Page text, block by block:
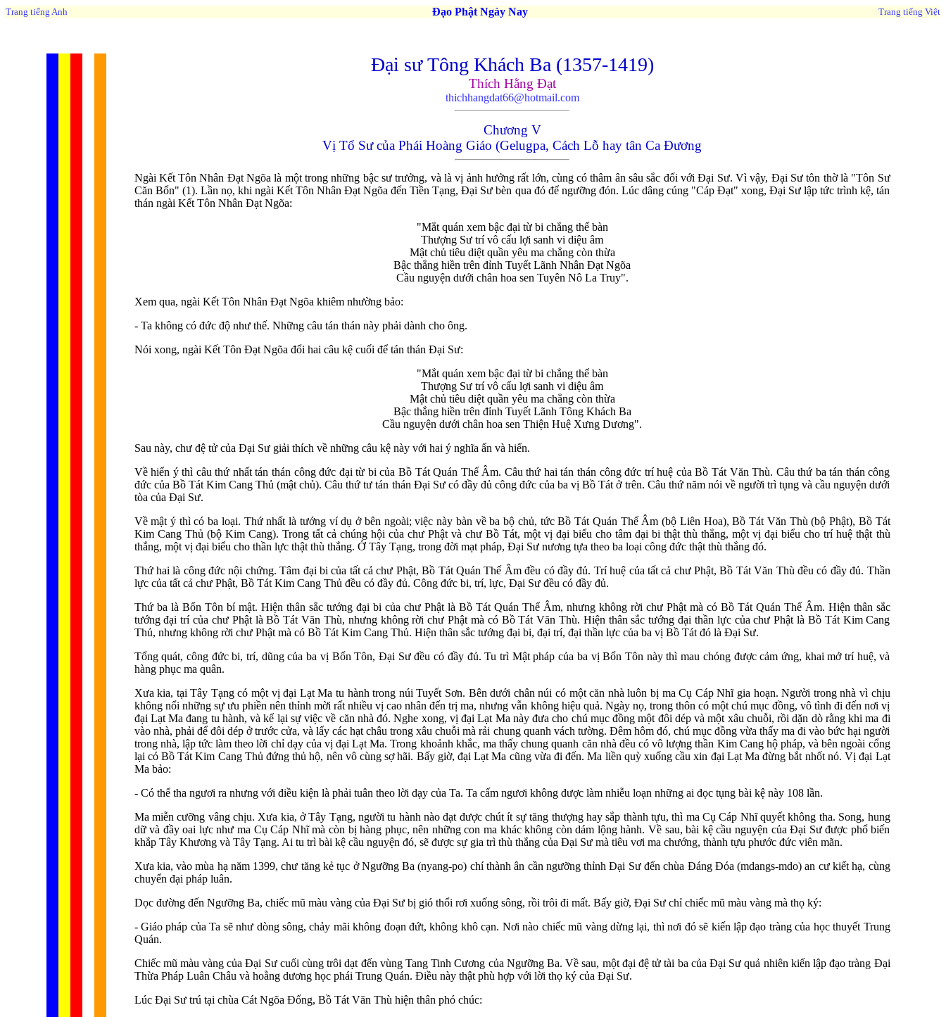
Trang tiếng Anh Đạo Phật Ngày Nay Trang tiếng Việt
Đại sư Tông Khách Ba (1357-1419)
Thích Hằng Đạt
thichhangdat66@hotmail.com
Chương V
Vị Tổ Sư của Phái Hoàng Giáo (Gelugpa, Cách Lỗ hay tân Ca Đương
Ngài Kết Tôn Nhân Đạt Ngõa là một trong những bậc sư trưởng, và là vị ảnh hưởng rất lớn, cùng có thâm ân sâu sắc đối với Đại Sư. Vì vậy, Đại Sư tôn thờ là "Tôn Sư
Căn Bổn" (1). Lần nọ, khi ngài Kết Tôn Nhân Đạt Ngõa đến Tiền Tạng, Đại Sư bèn qua đó để ngưỡng đón. Lúc dâng cúng "Cáp Đạt" xong, Đại Sư lập tức trình kệ, tán
thán ngài Kết Tôn Nhân Đạt Ngõa:
"Mắt quán xem bậc đại từ bi chẳng thể bàn
Thượng Sư trí vô cấu lợi sanh vi diệu âm
Mật chủ tiêu diệt quần yêu ma chẳng còn thừa
Bậc thắng hiền trên đỉnh Tuyết Lãnh Nhân Đạt Ngõa
Cầu nguyện dưới chân hoa sen Tuyên Nô La Truy".
Xem qua, ngài Kết Tôn Nhân Đạt Ngõa khiêm nhường bảo:
- Ta không có đức độ như thế. Những câu tán thán này phải dành cho ông.
Nói xong, ngài Kết Tôn Đạt Ngõa đổi hai câu kệ cuối để tán thán Đại Sư:
"Mắt quán xem bậc đại từ bi chẳng thể bàn
Thượng Sư trí vô cấu lợi sanh vi diệu âm
Mật chủ tiêu diệt quần yêu ma chẳng còn thừa
Bậc thắng hiền trên đỉnh Tuyết Lãnh Tông Khách Ba
Cầu nguyện dưới chân hoa sen Thiện Huệ Xưng Dương".
Sau này, chư đệ tử của Đại Sư giải thích về những câu kệ này với hai ý nghĩa ẩn và hiển.
Về hiển ý thì câu thứ nhất tán thán công đức đại từ bi của Bồ Tát Quán Thế Âm. Câu thứ hai tán thán công đức trí huệ của Bồ Tát Văn Thù. Câu thứ ba tán thán công
đức của Bồ Tát Kim Cang Thủ (mật chủ). Câu thứ tư tán thán Đại Sư có đầy đủ công đức của ba vị Bồ Tát ở trên. Câu thứ năm nói về người trì tụng và cầu nguyện dưới
tòa của Đại Sư.
Về mật ý thì có ba loại. Thứ nhất là tướng ví dụ ở bên ngoài; việc này bàn về ba bộ chủ, tức Bồ Tát Quán Thế Âm (bộ Liên Hoa), Bồ Tát Văn Thù (bộ Phật), Bồ Tát
Kim Cang Thủ (bộ Kim Cang). Trong tất cả chúng hội của chư Phật và chư Bồ Tát, một vị đại biểu cho tâm đại bi thật thù thắng, một vị đại biểu cho trí huệ thật thù
thắng, một vị đại biểu cho thần lực thật thù thắng. Ở Tây Tạng, trong đời mạt pháp, Đại Sư nương tựa theo ba loại công đức thật thù thắng đó.
Thứ hai là công đức nội chứng. Tâm đại bi của tất cả chư Phật, Bồ Tát Quán Thế Âm đều có đầy đủ. Trí huệ của tất cả chư Phật, Bồ Tát Văn Thù đều có đầy đủ. Thần
lực của tất cả chư Phật, Bồ Tát Kim Cang Thủ đều có đầy đủ. Công đức bi, trí, lực, Đại Sư đều có đầy đủ.
Thứ ba là Bổn Tôn bí mật. Hiện thân sắc tướng đại bi của chư Phật là Bồ Tát Quán Thế Âm, nhưng không rời chư Phật mà có Bồ Tát Quán Thế Âm. Hiện thân sắc
tướng đại trí của chư Phật là Bồ Tát Văn Thù, nhưng không rời chư Phật mà có Bồ Tát Văn Thù. Hiện thân sắc tướng đại thần lực của chư Phật là Bồ Tát Kim Cang
Thủ, nhưng không rời chư Phật mà có Bồ Tát Kim Cang Thủ. Hiện thân sắc tướng đại bi, đại trí, đại thần lực của ba vị Bồ Tát đó là Đại Sư.
Tổng quát, công đức bi, trí, dũng của ba vị Bổn Tôn, Đại Sư đều có đầy đủ. Tu trì Mật pháp của ba vị Bổn Tôn này thì mau chóng được cảm ứng, khai mở trí huệ, và
hàng phục ma quân.
Xưa kia, tại Tây Tạng có một vị đại Lạt Ma tu hành trong núi Tuyết Sơn. Bên dưới chân núi có một căn nhà luôn bị ma Cụ Cáp Nhĩ gia hoạn. Người trong nhà vì chịu
không nổi những sự ưu phiền nên thỉnh mời rất nhiều vị cao nhân đến trị ma, nhưng vẫn không hiệu quả. Ngày nọ, trong thôn có một chú mục đồng, vô tình đi đến nơi vị
đại Lạt Ma đang tu hành, và kể lại sự việc về căn nhà đó. Nghe xong, vị đại Lạt Ma này đưa cho chú mục đồng một đôi dép và một xâu chuỗi, rồi dặn dò rằng khi ma đi
vào nhà, phải để đôi dép ở trước cửa, và lấy các hạt châu trong xâu chuỗi mà rải chung quanh vách tường. Đêm hôm đó, chú mục đồng vừa thấy ma đi vào bức hại người
trong nhà, lập tức làm theo lời chỉ dạy của vị đại Lạt Ma. Trong khoảnh khắc, ma thấy chung quanh căn nhà đều có vô lượng thần Kim Cang hộ pháp, và bên ngoài cổng
lại có Bồ Tát Kim Cang Thủ đứng thủ hộ, nên vô cùng sợ hãi. Bấy giờ, đại Lạt Ma cũng vừa đi đến. Ma liền quỳ xuống cầu xin đại Lạt Ma đừng bắt nhốt nó. Vị đại Lạt
Ma bảo:
- Có thể tha ngươi ra nhưng với điều kiện là phải tuân theo lời dạy của Ta. Ta cấm ngươi không được làm nhiễu loạn những ai đọc tụng bài kệ này 108 lần.
Ma miễn cưỡng vâng chịu. Xưa kia, ở Tây Tạng, người tu hành nào đạt được chút ít sự tăng thượng hay sắp thành tựu, thì ma Cụ Cáp Nhĩ quyết không tha. Song, hung
dữ và đầy oai lực như ma Cụ Cáp Nhĩ mà còn bị hàng phục, nên những con ma khác không còn dám lộng hành. Về sau, bài kệ cầu nguyện của Đại Sư được phổ biến
khắp Tây Khương và Tây Tạng. Ai tu trì bài kệ cầu nguyện đó, sẽ được sự gia trì thù thắng của Đại Sư mà tiêu vơi ma chướng, thành tựu phước đức viên mãn.
Xưa kia, vào mùa hạ năm 1399, chư tăng kẻ tục ở Ngưỡng Ba (nyang-po) chí thành ân cần ngưỡng thỉnh Đại Sư đến chùa Đáng Đóa (mdangs-mdo) an cư kiết hạ, cùng
chuyển đại pháp luân.
Dọc đường đến Ngưỡng Ba, chiếc mũ màu vàng của Đại Sư bị gió thổi rơi xuống sông, rồi trôi đi mất. Bấy giờ, Đại Sư chỉ chiếc mũ màu vàng mà thọ ký:
- Giáo pháp của Ta sẽ như dòng sông, chảy mãi không đoạn đứt, không khô cạn. Nơi nào chiếc mũ vàng dừng lại, thì nơi đó sẽ kiến lập đạo tràng của học thuyết Trung
Quán.
Chiếc mũ màu vàng của Đại Sư cuối cùng trôi dạt đến vùng Tang Tinh Cương của Ngưỡng Ba. Về sau, một đại đệ tử tài ba của Đại Sư quả nhiên kiến lập đạo tràng Đại
Thừa Pháp Luân Châu và hoằng dương học phái Trung Quán. Điều này thật phù hợp với lời thọ ký của Đại Sư.
Lúc Đại Sư trú tại chùa Cát Ngõa Đống, Bồ Tát Văn Thù hiện thân phó chúc: